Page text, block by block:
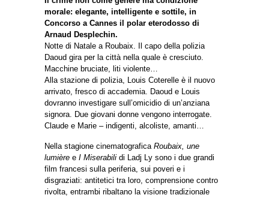
morale: elegante, intelligente e sottile, in
Concorso a Cannes il polar eterodosso di
Arnaud Desplechin.
Notte di Natale a Roubaix. Il capo della polizia
Daoud gira per la città nella quale è cresciuto.
Macchine bruciate, liti violente…
Alla stazione di polizia, Louis Coterelle è il nuovo
arrivato, fresco di accademia. Daoud e Louis
dovranno investigare sull’omicidio di un’anziana
signora. Due giovani donne vengono interrogate.
Claude e Marie – indigenti, alcoliste, amanti…
Nella stagione cinematografica Roubaix, une
lumière e I Miserabili di Ladj Ly sono i due grandi
film francesi sulla periferia, sui poveri e i
disgraziati: antitetici tra loro, comprensione contro
rivolta, entrambi ribaltano la visione tradizionale